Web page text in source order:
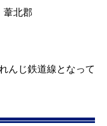
葦北郡
んじ鉄道線となって